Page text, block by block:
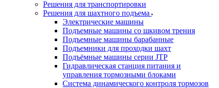
Решения для транспортировки
Решения для шахтного подъема
Электрические машины
Подъемные машины со шкивом трения
Подъемные машины барабанные
Подъемники для проходки шахт
Подъёмные машины серии JTP
Гидравлическая станция питания и
управления тормозными блоками
Система динамического контроля тормозов